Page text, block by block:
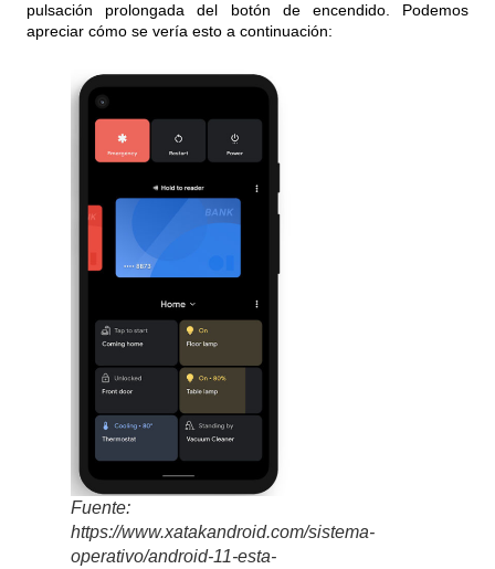
pulsación prolongada del botón de encendido. Podemos
apreciar cómo se vería esto a continuación:
Fuente:
https://www.xatakandroid.com/sistema-
operativo/android-11-esta-